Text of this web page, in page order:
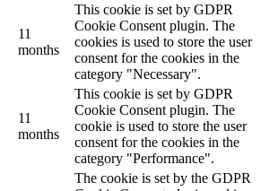
11
months
This cookie is set by GDPR
Cookie Consent plugin. The
cookies is used to store the user
consent for the cookies in the
category "Necessary".
11
months
This cookie is set by GDPR
Cookie Consent plugin. The
cookie is used to store the user
consent for the cookies in the
category "Performance".
The cookie is set by the GDPR